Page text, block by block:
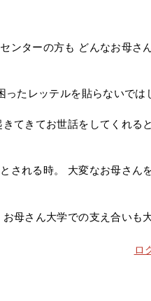
ンターの方も どんなお母さ
たレッテルを貼らないでは
てきてお世話をしてくれる
される時。 大変なお母さん
母さん大学での支え合いも
ロ